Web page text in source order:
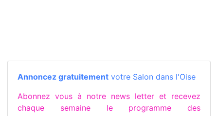
Annoncez gratuitement votre Salon dans l'Oise
Abonnez vous à notre news letter et recevez
chaque semaine le programme des